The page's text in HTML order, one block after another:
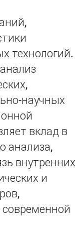
технологий.
научных
вклад в
анализа,
внутренних
и